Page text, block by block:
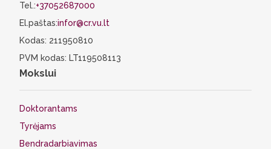
Tel.:+37052687000
El.paštas:infor@cr.vu.lt
Kodas: 211950810
PVM kodas: LT119508113
Mokslui
Doktorantams
Tyrėjams
Bendradarbiavimas